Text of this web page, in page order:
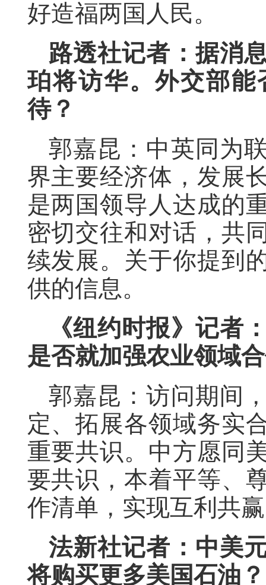
好造福两国人民。
路透社记者：据消
珀将访华。外交部
待？
郭嘉昆：中英同为
界主要经济体，发展
是两国领导人达成的
密切交往和对话，共
续发展。关于你提到
供的信息。
《纽约时报》记者
是否就加强农业领域
郭嘉昆：访问期间
定、拓展各领域务实
重要共识。中方愿同
要共识，本着平等、
作清单，实现互利共
法新社记者：中美
将购买更多美国石油？